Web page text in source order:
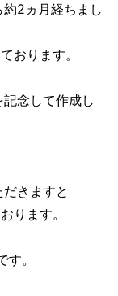
2ヵ月経ちまし
おります。
念して作成し
きますと
ります。
す。